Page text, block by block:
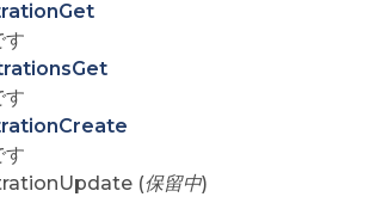
す
す
す
(保留中)